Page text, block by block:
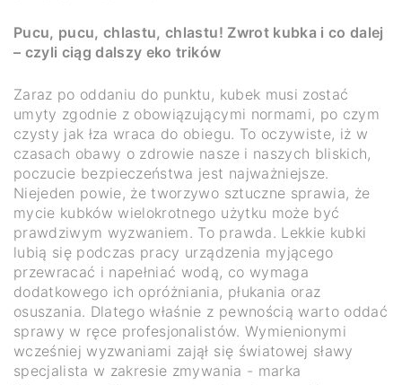
Pucu, pucu, chlastu, chlastu! Zwrot kubka i co dalej
– czyli ciąg dalszy eko trików
Zaraz po oddaniu do punktu, kubek musi zostać
umyty zgodnie z obowiązującymi normami, po czym
czysty jak łza wraca do obiegu. To oczywiste, iż w
czasach obawy o zdrowie nasze i naszych bliskich,
poczucie bezpieczeństwa jest najważniejsze.
Niejeden powie, że tworzywo sztuczne sprawia, że
mycie kubków wielokrotnego użytku może być
prawdziwym wyzwaniem. To prawda. Lekkie kubki
lubią się podczas pracy urządzenia myjącego
przewracać i napełniać wodą, co wymaga
dodatkowego ich opróżniania, płukania oraz
osuszania. Dlatego właśnie z pewnością warto oddać
sprawy w ręce profesjonalistów. Wymienionymi
wcześniej wyzwaniami zajął się światowej sławy
specjalista w zakresie zmywania - marka